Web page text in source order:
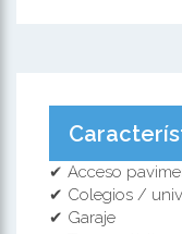
✔ Acceso
✔ Colegios /
✔ Garaje